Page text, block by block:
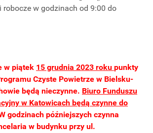
robocze w godzinach od 9:00 do
w piątek 15 grudnia 2023 roku punkty
Czyste Powietrze w Bielsku-
będą nieczynne. Biuro Funduszu
w Katowicach będą czynne do
godzinach późniejszych czynna
w budynku przy ul.